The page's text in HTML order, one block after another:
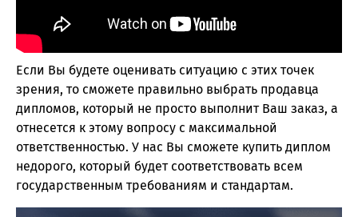
Если Вы будете оценивать ситуацию с этих точек
зрения, то сможете правильно выбрать продавца
дипломов, который не просто выполнит Ваш заказ, а
отнесется к этому вопросу с максимальной
ответственностью. У нас Вы сможете купить диплом
недорого, который будет соответствовать всем
государственным требованиям и стандартам.